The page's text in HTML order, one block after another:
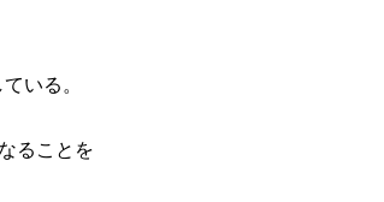
いる。
ることを